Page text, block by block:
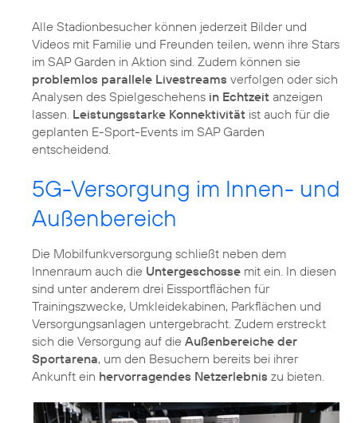
Alle Stadionbesucher können jederzeit Bilder und
Videos mit Familie und Freunden teilen, wenn ihre Stars
im SAP Garden in Aktion sind. Zudem können sie
problemlos parallele Livestreams verfolgen oder sich
Analysen des Spielgeschehens in Echtzeit anzeigen
lassen. Leistungsstarke Konnektivität ist auch für die
geplanten E-Sport-Events im SAP Garden
entscheidend.
5G-Versorgung im Innen- und
Außenbereich
Die Mobilfunkversorgung schließt neben dem
Innenraum auch die Untergeschosse mit ein. In diesen
sind unter anderem drei Eissportflächen für
Trainingszwecke, Umkleidekabinen, Parkflächen und
Versorgungsanlagen untergebracht. Zudem erstreckt
sich die Versorgung auf die Außenbereiche der
Sportarena, um den Besuchern bereits bei ihrer
Ankunft ein hervorragendes Netzerlebnis zu bieten.